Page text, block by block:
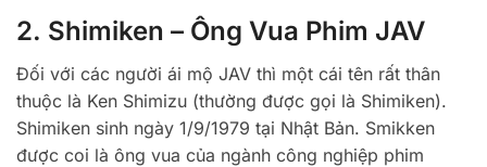
2. Shimiken – Ông Vua Phim JAV
Đối với các người ái mộ JAV thì một cái tên rất thân
thuộc là Ken Shimizu (thường được gọi là Shimiken).
Shimiken sinh ngày 1/9/1979 tại Nhật Bản. Smikken
được coi là ông vua của ngành công nghiệp phim